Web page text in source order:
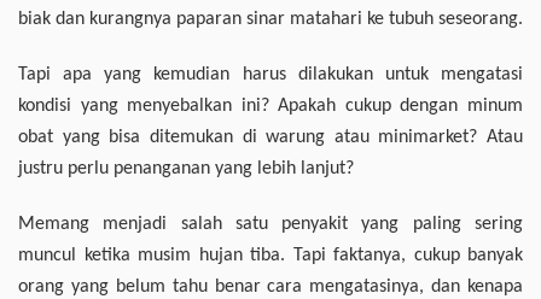
biak dan kurangnya paparan sinar matahari ke tubuh seseorang.
Tapi apa yang kemudian harus dilakukan untuk mengatasi
kondisi yang menyebalkan ini? Apakah cukup dengan minum
obat yang bisa ditemukan di warung atau minimarket? Atau
justru perlu penanganan yang lebih lanjut?
Memang menjadi salah satu penyakit yang paling sering
muncul ketika musim hujan tiba. Tapi faktanya, cukup banyak
orang yang belum tahu benar cara mengatasinya, dan kenapa